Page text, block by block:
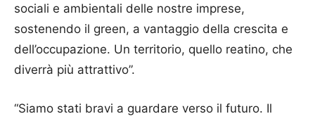
sociali e ambientali delle nostre imprese,
sostenendo il green, a vantaggio della crescita e
dell’occupazione. Un territorio, quello reatino, che
diverrà più attrattivo”.
“Siamo stati bravi a guardare verso il futuro. Il